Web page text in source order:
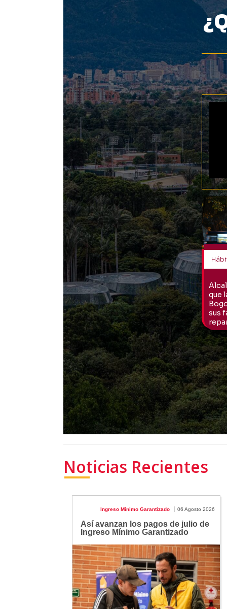
Noticias Recientes
Ingreso Mínimo Garantizado 06 Agosto 2026
Así avanzan los pagos de julio de
Ingreso Mínimo Garantizado